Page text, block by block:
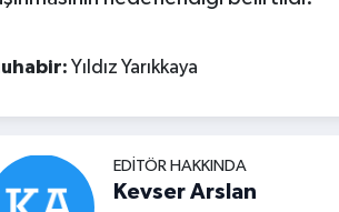
Yıldız Yarıkkaya
EDITÖR HAKKINDA
Kevser Arslan